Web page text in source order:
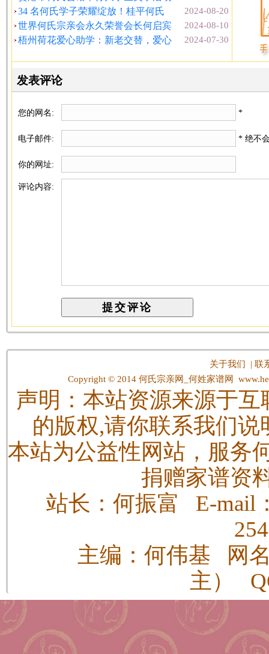
2024-08-20
34 名何氏学子荣耀绽放！桂平何氏
2024-08-10
世界何氏宗亲会永久荣誉会长何启宾
2024-07-30
梧州荷花爱心助学：新老交替，爱心
发表评论
您的网名: *
电子邮件: * 绝不
你的网址:
评论内容:
关于我们 |联
Copyright © 2014 何氏宗亲网_何姓家谱网
声明：本站资源来源于
的版权,请你联系我们
本站为公益性网站，服务
捐赠家谱资
站长：何振富 E-mail
主编：何伟基 网
主）